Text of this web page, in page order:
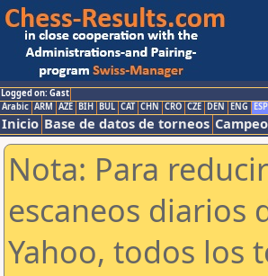
Logged on: Gast
Arabic ARM AZE BIH BUL CAT CHN CRO CZE DEN ENG ESP
Inicio Base de datos de torneos
Nota: Para
escaneos diarios
Yahoo, todos los